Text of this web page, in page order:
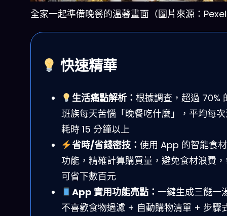
全家一起準備晚餐的溫馨畫面（圖片來源：
快速精華
生活痛點解析： 根據調查，超過 70%
班族每天苦惱「晚餐吃什麼」，平均每
耗時 15 分鐘以上
省時/省錢密技： 使用 App 的智能食
功能，精確計算購買量，避免食材浪費
可省下數百元
App 實用功能亮點： 一鍵生成三餸一
不喜歡食物過濾 + 自動購物清單 + 步驟